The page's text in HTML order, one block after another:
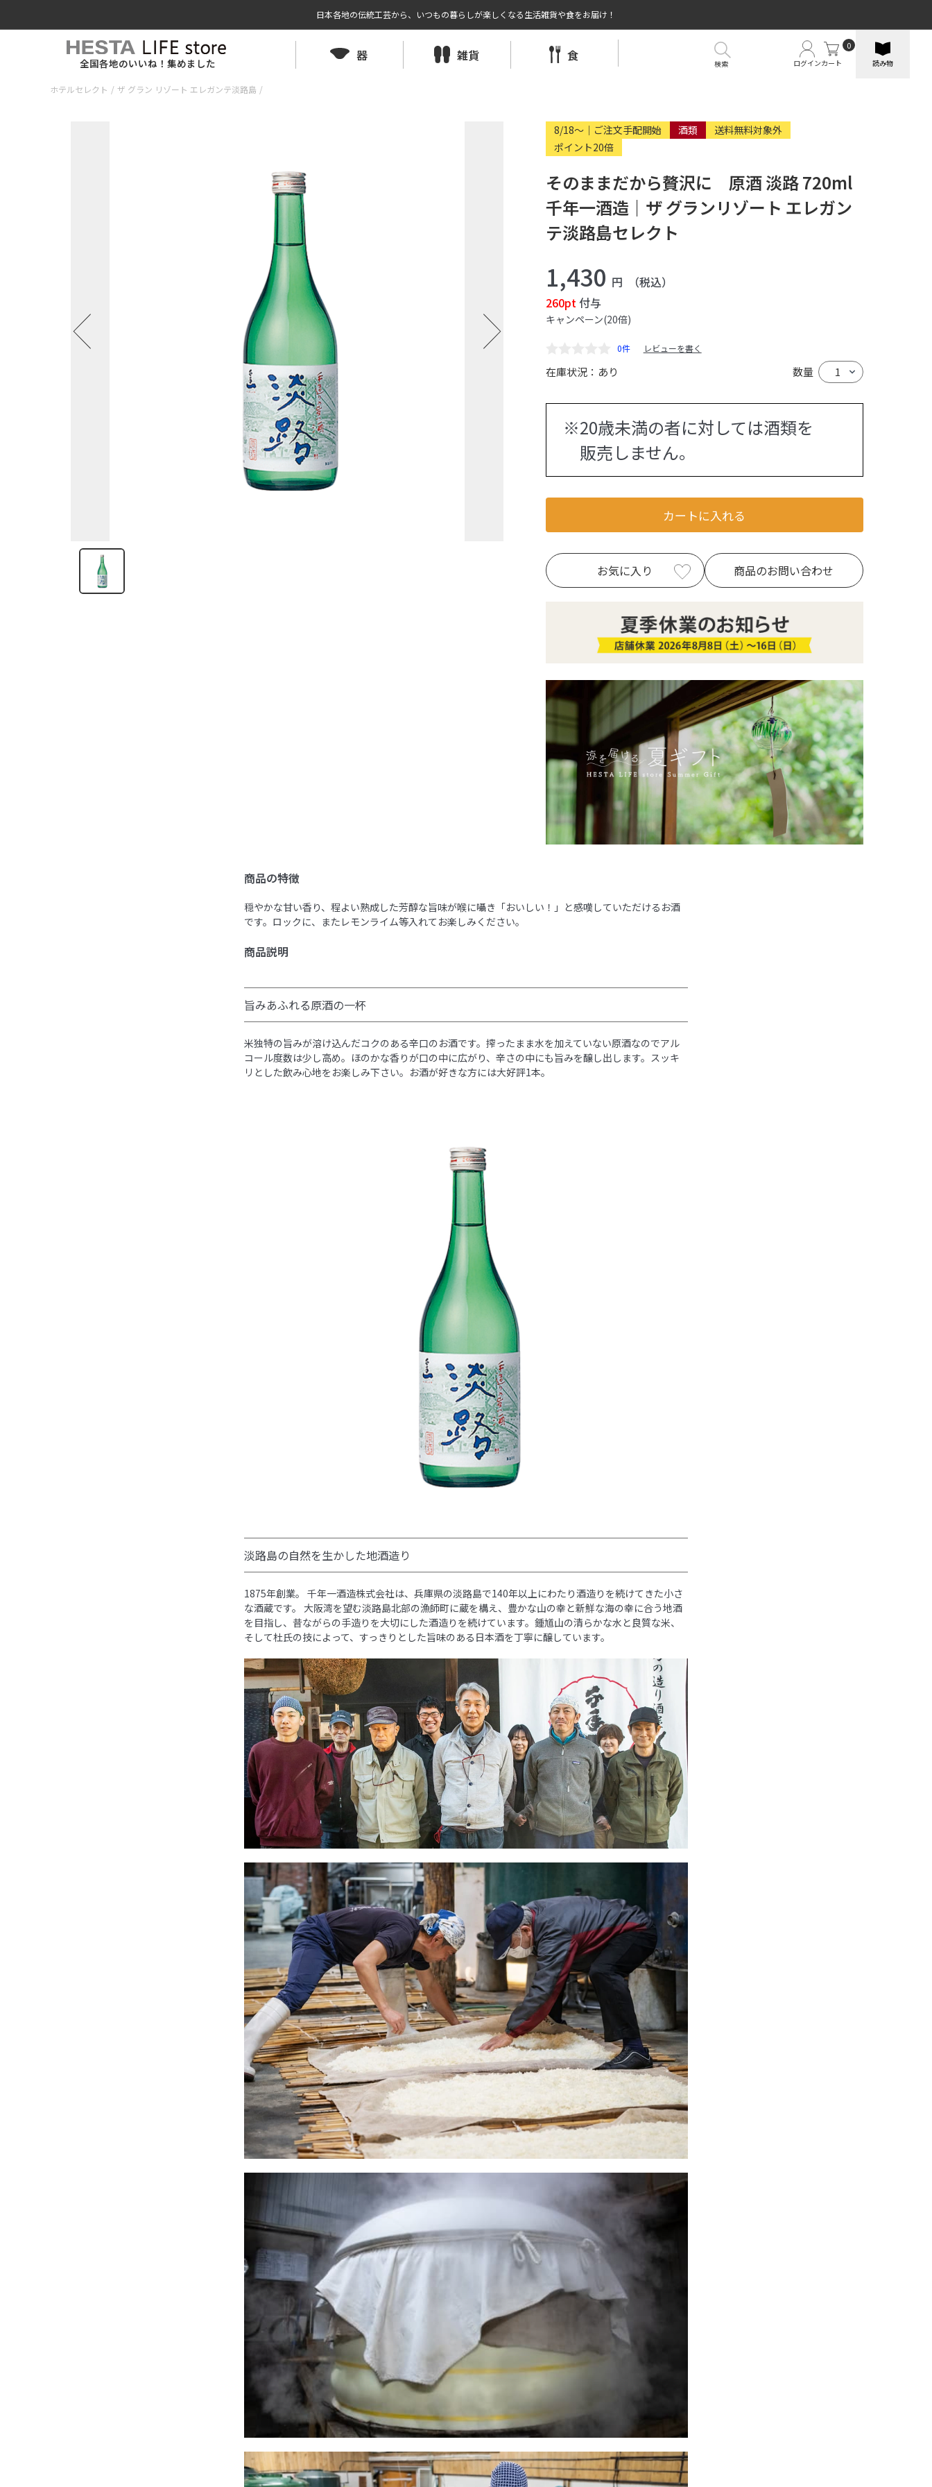
日本各地の伝統工芸から、いつもの暮らしが楽しくなる生活雑貨や食をお届け！
全国各地のいいね！集めました 器 雑貨 食 ログインカート
0
読み物
検索
ホテルセレクト / ザ グラン リゾート エレガンテ淡路島 /
8/18〜｜ご注文手配開始 酒類
送料無料対象外
ポイント20倍
そのままだから贅沢に 原酒 淡路 720ml
千年一酒造｜ザ グランリゾート エレガン
テ淡路島セレクト
1,430 円
（税込）
260pt付与
キャンペーン(20倍)
0件 レビューを書く
在庫状況： あり 数量
※20歳未満の者に対しては酒類を
販売しません。
カートに入れる
お気に入り 商品のお問い合わせ
商品の特徴
穏やかな甘い香り、程よい熟成した芳醇な旨味が喉に囁き「おいしい！」と感嘆していただけるお酒
です。ロックに、またレモンライム等入れてお楽しみください。
商品説明
旨みあふれる原酒の一杯
米独特の旨みが溶け込んだコクのある辛口のお酒です。搾ったまま水を加えていない原酒なのでアル
コール度数は少し高め。ほのかな香りが口の中に広がり、辛さの中にも旨みを醸し出します。スッキ
リとした飲み心地をお楽しみ下さい。お酒が好きな方には大好評1本。
淡路島の自然を生かした地酒造り
1875年創業。 千年一酒造株式会社は、兵庫県の淡路島で140年以上にわたり酒造りを続けてきた小さ
な酒蔵です。 大阪湾を望む淡路島北部の漁師町に蔵を構え、豊かな山の幸と新鮮な海の幸に合う地酒
を目指し、昔ながらの手造りを大切にした酒造りを続けています。鍾馗山の清らかな水と良質な米、
そして杜氏の技によって、すっきりとした旨味のある日本酒を丁寧に醸しています。